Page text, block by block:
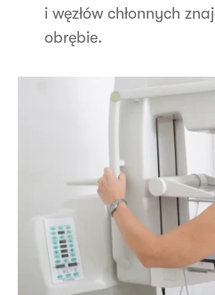
i węzłów chłonnych
obrębie.